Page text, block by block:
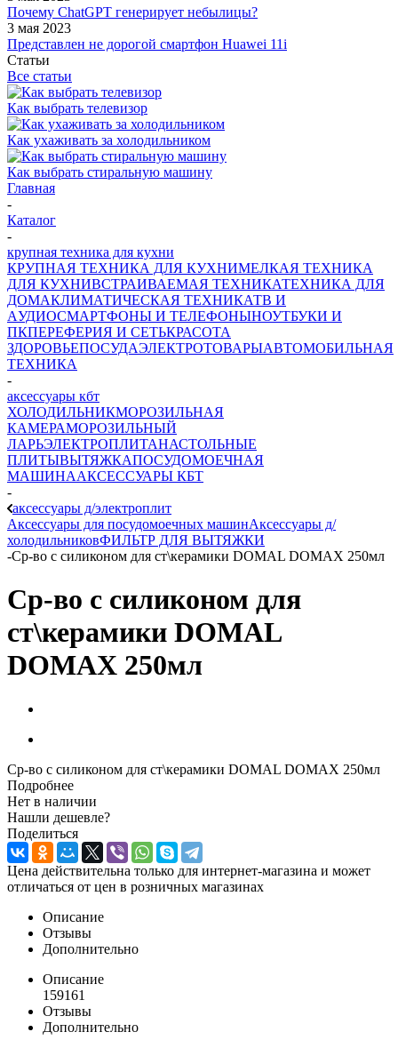
Почему ChatGPT генерирует небылицы?
3 мая 2023
Представлен не дорогой смартфон Huawei 11i
Статьи
Все статьи
Как выбрать телевизор
Как ухаживать за холодильником
Как выбрать стиральную машину
Главная
-
Каталог
-
крупная техника для кухни
КРУПНАЯ ТЕХНИКА ДЛЯ КУХНИМЕЛКАЯ ТЕХНИКА
ДЛЯ КУХНИВСТРАИВАЕМАЯ ТЕХНИКАТЕХНИКА ДЛЯ
ДОМАКЛИМАТИЧЕСКАЯ ТЕХНИКАТВ И
AУДИОСМАРТФОНЫ И ТЕЛЕФОНЫНОУТБУКИ И
ПКПЕРЕФЕРИЯ И СЕТЬКРАСОТА
ЗДОРОВЬЕПОСУДАЭЛЕКТРОТОВАРЫАВТОМОБИЛЬНАЯ
ТЕХНИКА
-
аксессуары кбт
ХОЛОДИЛЬНИКМОРОЗИЛЬНАЯ
КАМЕРАМОРОЗИЛЬНЫЙ
ЛАРЬЭЛЕКТРОПЛИТАНАСТОЛЬНЫЕ
ПЛИТЫВЫТЯЖКАПОСУДОМОЕЧНАЯ
МАШИНААКСЕССУАРЫ КБТ
-
аксессуары д/электроплит
Аксессуары для посудомоечных машинАксессуары д/
холодильниковФИЛЬТР ДЛЯ ВЫТЯЖКИ
-Ср-во с силиконом для ст\керамики DOMAL DOMAX 250мл
Ср-во с силиконом для
ст\керамики DOMAL
DOMAX 250мл
Ср-во с силиконом для ст\керамики DOMAL DOMAX 250мл
Подробнее
Нет в наличии
Нашли дешевле?
Поделиться
Цена действительна только для интернет-магазина и может
отличаться от цен в розничных магазинах
Описание
Отзывы
Дополнительно
Описание
159161
Отзывы
Дополнительно